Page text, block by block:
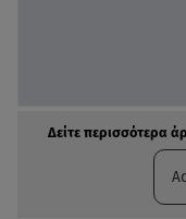
Δείτε περισσότερα